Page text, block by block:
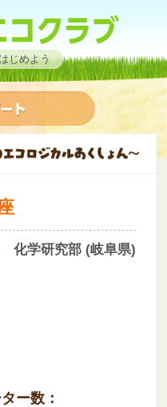
じめよう
化学研究部 (岐阜県)
ー数：